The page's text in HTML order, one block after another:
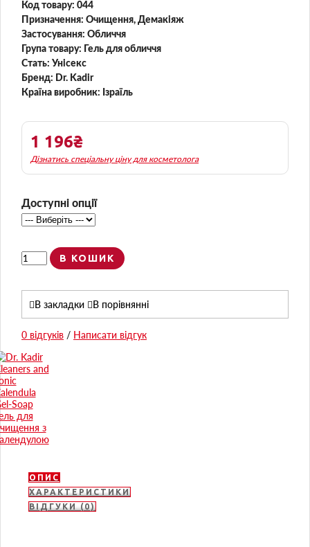
Код товару: 044
Призначення: Очищення, Демакіяж
Застосування: Обличчя
Група товару:
Гель для обличчя
Стать: Унісекс
Бренд: Dr. Kadir
Країна виробник: Ізраїль
1 196₴
Дізнатись спеціальну ціну для косметолога
Доступні опції
В КОШИК
В закладки В порівнянні
0 відгуків / Написати відгук
ОПИС
ХАРАКТЕРИСТИКИ
ВІДГУКИ (0)